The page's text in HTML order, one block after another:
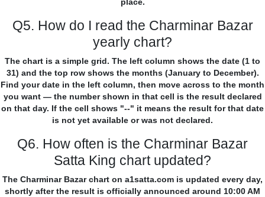
place.
Q5. How do I read the Charminar Bazar
yearly chart?
The chart is a simple grid. The left column shows the date (1 to
31) and the top row shows the months (January to December).
Find your date in the left column, then move across to the month
you want — the number shown in that cell is the result declared
on that day. If the cell shows "--" it means the result for that date
is not yet available or was not declared.
Q6. How often is the Charminar Bazar
Satta King chart updated?
The Charminar Bazar chart on a1satta.com is updated every day,
shortly after the result is officially announced around 10:00 AM